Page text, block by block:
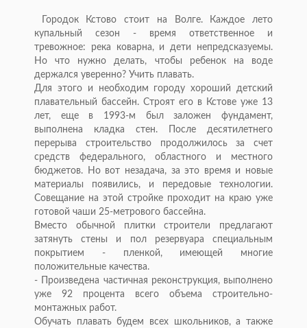
Городок Кстово стоит на Волге. Каждое лето
купальный сезон - время ответственное и
тревожное: река коварна, и дети непредсказуемы.
Но что нужно делать, чтобы ребенок на воде
держался уверенно? Учить плавать.
Для этого и необходим городу хороший детский
плавательный бассейн. Строят его в Кстове уже 13
лет, еще в 1993-м был заложен фундамент,
выполнена кладка стен. После десятилетнего
перерыва строительство продолжилось за счет
средств федерального, областного и местного
бюджетов. Но вот незадача, за это время и новые
материалы появились, и передовые технологии.
Совещание на этой стройке проходит на краю уже
готовой чаши 25-метрового бассейна.
Вместо обычной плитки строители предлагают
затянуть стены и пол резервуара специальным
покрытием - пленкой, имеющей многие
положительные качества.
- Произведена частичная реконструкция, выполнено
уже 92 процента всего объема строительно-
монтажных работ.
Обучать плавать будем всех школьников, а также